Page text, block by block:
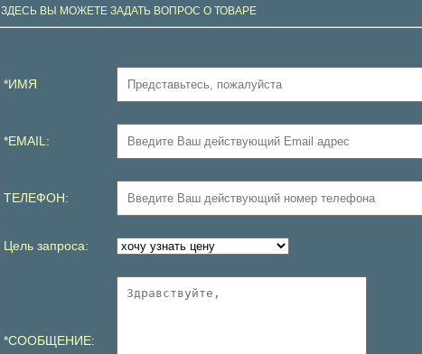
ЗДЕСЬ ВЫ МОЖЕТЕ ЗАДАТЬ ВОПРОС О ТОВАРЕ
*ИМЯ
*EMAIL:
ТЕЛЕФОН:
Цель запроса:
*СООБЩЕНИЕ: